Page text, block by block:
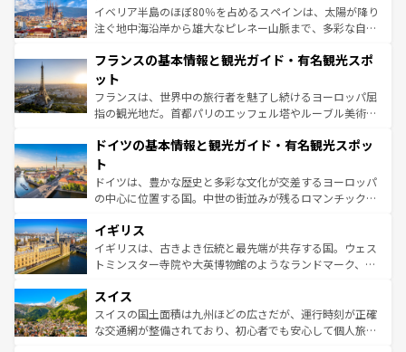
景など、自然景観も見逃せない。観光の合間には、本場の
ピザやパスタなど、絶品のイタリア料理を堪能することも
ませてくれるイタリアで、忘れられない旅をしてみよう！
なお、新着のイタリア情報は
しい。
イベリア半島のほぼ80％を占めるスペインは、太陽が降り
注ぐ地中海沿岸から雄大なピレネー山脈まで、多彩な自然
文化が根付くこの国では、情熱的なフラメンコ、熱気あふ
れる闘牛、そして美味しいタパスが生活の一部となってい
る。首都マドリードの洗練された雰囲気や、バルセロナの
アートに溢れた街角から、地方では古代ローマ遺跡や中世
せる。地方によって風土や気候が異なるスペインはその個
ンテンツ一覧 を参照してほしい。
フランスの基本情報と観光ガイド・有名観光スポ
ット
フランスは、世界中の旅行者を魅了し続けるヨーロッパ屈
指の観光地だ。首都パリのエッフェル塔やルーブル美術館
で、幅広い魅力が詰まっている。華麗な宮殿、歴史的な大
聖堂、美しいビーチ、そして豊かな自然が、訪れる者を心
から魅了する。また、フランスは美食の国としても知ら
れ、フランス料理はユネスコ無形文化遺産にも登録されて
香り高いラベンダー畑など、多彩な楽しみ方が可能だ。さ
らに、パリ以外の地域にも魅力が溢れており、どの街角に
も豊かな歴史と文化が息づいている。パリ以外の個性あふ
を参照してほしい。
ドイツの基本情報と観光ガイド・有名観光スポッ
ト
ドイツは、豊かな歴史と多彩な文化が交差するヨーロッパ
の中心に位置する国。中世の街並みが残るロマンチック街
顔を持つこの国は、どこを歩いても飽きることがない。ベ
ルリンの文化的活気、バイエルン州のアルプスの絶景、そ
してライン川沿いのワイン畑といった風景は必見。ビール
は、お酒好きな人にはぜひ体験してほしい。 なお、新着の
ドイツ情報はコンテンツ一覧を参照してほしい。
イギリス
イギリスは、古きよき伝統と最先端が共存する国。ウェス
トミンスター寺院や大英博物館のようなランドマーク、歴
リアごとに異なる魅力がある。また、優雅なアフタヌーン
ティー、ビール好きにはたまらない英国パブ、サッカー観
戦など、本場だからこそできる体験も豊富。イギリスを旅
スイス
スイスの国土面積は九州ほどの広さだが、運行時刻が正確
な交通網が整備されており、初心者でも安心して個人旅行